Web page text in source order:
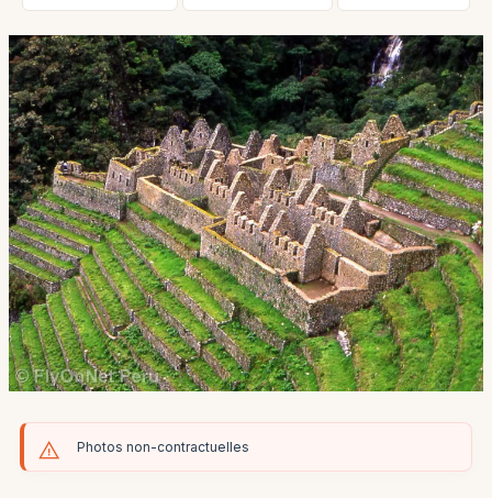
Photos non-contractuelles